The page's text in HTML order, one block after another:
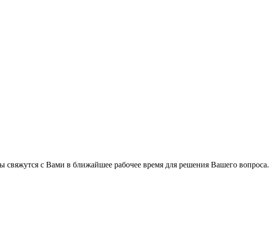
с Вами в ближайшее рабочее время для решения Вашего вопроса.